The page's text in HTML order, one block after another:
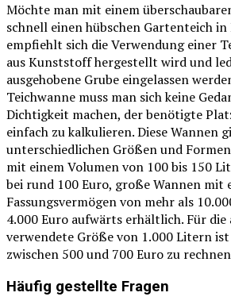
Möchte man mit einem
schnell einen hübschen Gartenteich in
empfiehlt sich die Verwendung einer
aus Kunststoff hergestellt wird und
ausgehobene Grube eingelassen
Teichwanne muss man sich keine
Dichtigkeit machen, der benötigte
einfach zu kalkulieren. Diese Wannen
unterschiedlichen Größen und
mit einem Volumen von 100 bis 150
bei rund 100 Euro, große Wannen mit
Fassungsvermögen von mehr als
4.000 Euro aufwärts erhältlich. Für die
verwendete Größe von 1.000 Litern
zwischen 500 und 700 Euro zu
Häufig gestellte Fragen